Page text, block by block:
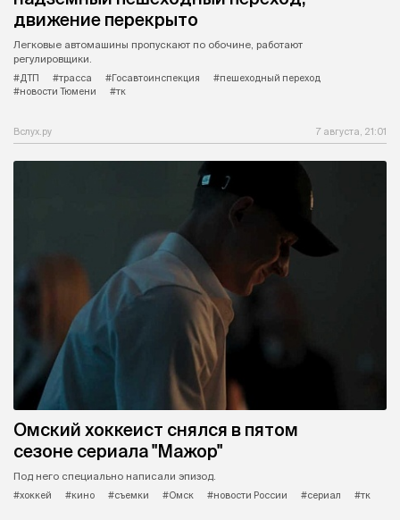
движение перекрыто
Легковые автомашины пропускают по обочине, работают
регулировщики.
#ДТП
#трасса #Госавтоинспекция
#пешеходный переход
#новости Тюмени
#тк
Вслух.ру 7 августа, 21:01
Омский хоккеист снялся в пятом
сезоне сериала "Мажор"
Под него специально написали эпизод.
#хоккей
#кино #съемки #Омск #новости России #сериал #тк